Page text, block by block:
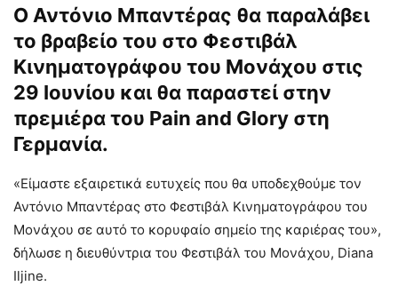
Ο Αντόνιο Μπαντέρας θα παραλάβει
το βραβείο του στο Φεστιβάλ
Κινηματογράφου του Μονάχου στις
29 Ιουνίου και θα παραστεί στην
πρεμιέρα του Pain and Glory στη
Γερμανία.
«Είμαστε εξαιρετικά ευτυχείς που θα υποδεχθούμε τον
Αντόνιο Μπαντέρας στο Φεστιβάλ Κινηματογράφου του
Μονάχου σε αυτό το κορυφαίο σημείο της καριέρας του»,
δήλωσε η διευθύντρια του Φεστιβάλ του Μονάχου, Diana
Iljine.